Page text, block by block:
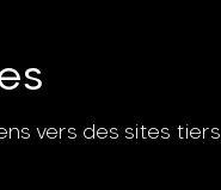
vers des sites